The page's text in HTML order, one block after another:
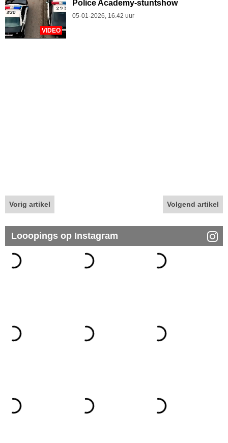
VIDEO
Police Academy-stuntshow
05-01-2026, 16.42 uur
Vorig artikel Volgend artikel
Looopings op Instagram